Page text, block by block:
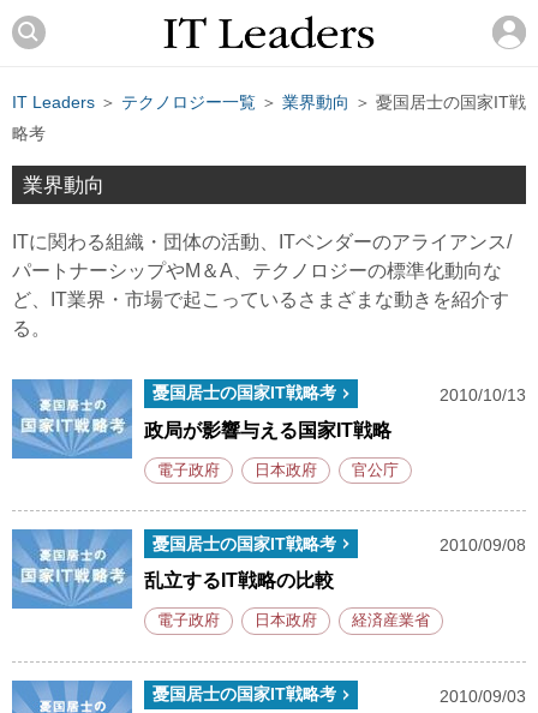
IT Leaders ＞ テクノロジー一覧 ＞ 業界動向 ＞ 憂国居士の国家IT戦
略考
業界動向
ITに関わる組織・団体の活動、ITベンダーのアライアンス/
パートナーシップやM＆A、テクノロジーの標準化動向な
ど、IT業界・市場で起こっているさまざまな動きを紹介す
る。
憂国居士の国家IT戦略考 2010/10/13
政局が影響与える国家IT戦略
電子政府 日本政府 官公庁
憂国居士の国家IT戦略考 2010/09/08
乱立するIT戦略の比較
電子政府 日本政府 経済産業省
憂国居士の国家IT戦略考 2010/09/03